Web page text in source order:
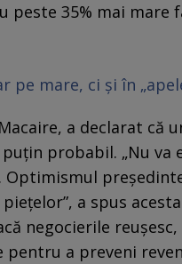
peste 35% mai mare
pe mare, ci și în
a declarat că
probabil. „Nu va
Optimismul
a spus
negocierile reușesc,
a preveni